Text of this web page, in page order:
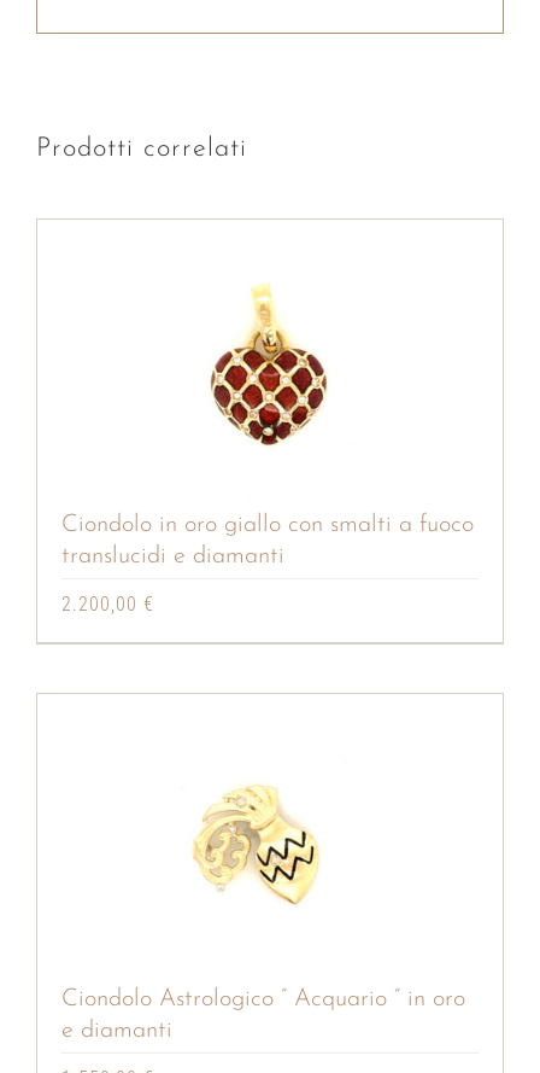
Prodotti correlati
Ciondolo in oro giallo con smalti a fuoco
translucidi e diamanti
2.200,00 €
Ciondolo Astrologico ” Acquario ” in oro
e diamanti